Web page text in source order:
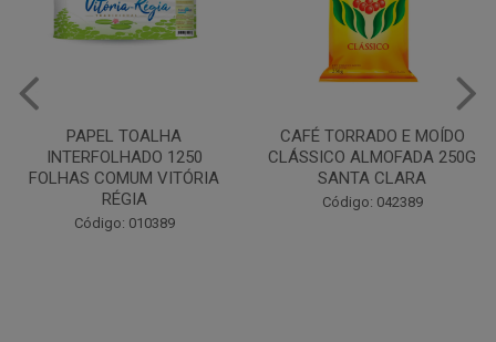
CAFÉ TORRADO E MOÍDO
CLÁSSICO ALMOFADA 250G
SANTA CLARA
Código: 042389
Copo Plástico Branco 180ml
Pacote c/100 - Cristalcopo
Código: 031413